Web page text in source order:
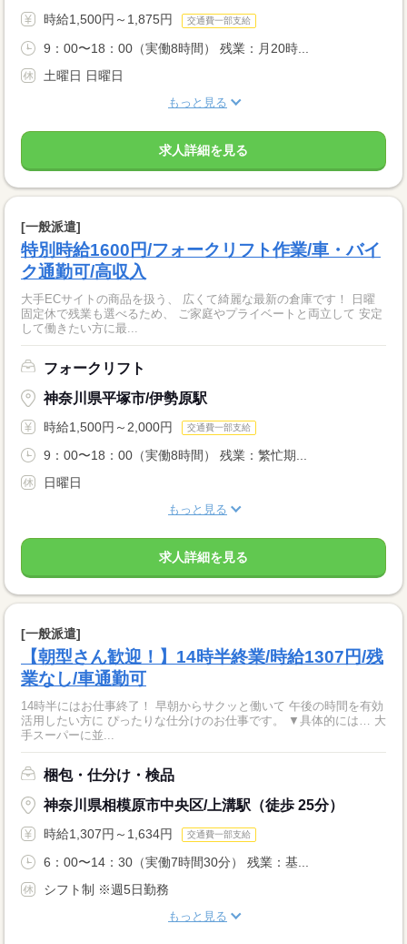
時給1,500円～1,875円 交通費一部支給
9：00〜18：00（実働8時間） 残業：月20時...
土曜日 日曜日
もっと見る
求人詳細を見る
[一般派遣]
特別時給1600円/フォークリフト作業/車・バイ
ク通勤可/高収入
大手ECサイトの商品を扱う、 広くて綺麗な最新の倉庫です！ 日曜
固定休で残業も選べるため、 ご家庭やプライベートと両立して 安定
して働きたい方に最...
フォークリフト
神奈川県平塚市/伊勢原駅
時給1,500円～2,000円 交通費一部支給
9：00〜18：00（実働8時間） 残業：繁忙期...
日曜日
もっと見る
求人詳細を見る
[一般派遣]
【朝型さん歓迎！】14時半終業/時給1307円/残
業なし/車通勤可
14時半にはお仕事終了！ 早朝からサクッと働いて 午後の時間を有効
活用したい方に ぴったりな仕分けのお仕事です。 ▼具体的には… 大
手スーパーに並...
梱包・仕分け・検品
神奈川県相模原市中央区/上溝駅（徒歩 25分）
時給1,307円～1,634円 交通費一部支給
6：00〜14：30（実働7時間30分） 残業：基...
シフト制 ※週5日勤務
もっと見る